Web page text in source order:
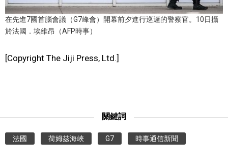
在先進7國首腦會議（G7峰會）開幕前夕進行巡邏的警察官。10日攝
於法國．埃維昂（AFP時事）
[Copyright The Jiji Press, Ltd.]
關鍵詞
法國 荷姆茲海峽 G7 時事通信新聞